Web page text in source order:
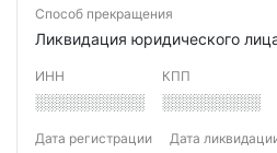
Способ прекращения
Ликвидация юридического
ИНН
░░░░░░░░░░
КПП
░░░░░░░░░
Дата регистрации Дата